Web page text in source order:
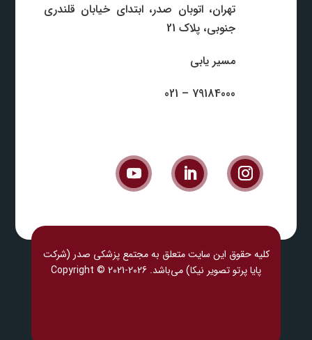
تهران، اتوبان صدر، ابتدای خیابان قلندری
جنوبی، پلاک 21
مسیر یابی
79184000 – 021
کلیه حقوق این سایت متعلق به مجتمع پزشکی صدر (شرکت
پایا پرتو تصویر نیکا) می‎‌باشد. Copyright © 2021-2026